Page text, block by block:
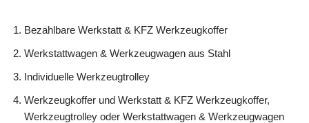
Bezahlbare Werkstatt & KFZ Werkzeugkoffer
Werkstattwagen & Werkzeugwagen aus Stahl
Individuelle Werkzeugtrolley
Werkzeugkoffer und Werkstatt & KFZ Werkzeugkoffer,
Werkzeugtrolley oder Werkstattwagen & Werkzeugwagen